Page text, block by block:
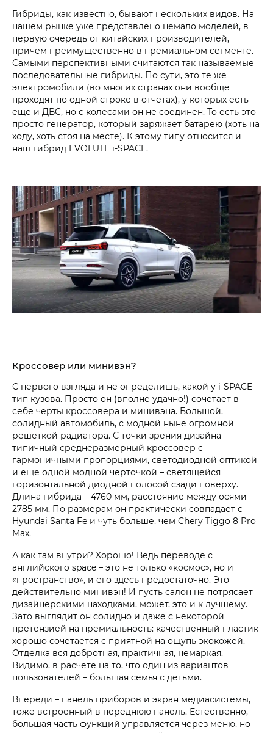
Гибриды, как известно, бывают нескольких видов. На
нашем рынке уже представлено немало моделей, в
первую очередь от китайских производителей,
причем преимущественно в премиальном сегменте.
Самыми перспективными считаются так называемые
последовательные гибриды. По сути, это те же
электромобили (во многих странах они вообще
проходят по одной строке в отчетах), у которых есть
еще и ДВС, но с колесами он не соединен. То есть это
просто генератор, который заряжает батарею (хоть на
ходу, хоть стоя на месте). К этому типу относится и
наш гибрид EVOLUTE i‑SPACE.
Кроссовер или минивэн?
С первого взгляда и не определишь, какой у i‑SPACE
тип кузова. Просто он (вполне удачно!) сочетает в
себе черты кроссовера и минивэна. Большой,
солидный автомобиль, с модной ныне огромной
решеткой радиатора. С точки зрения дизайна –
типичный среднеразмерный кроссовер с
гармоничными пропорциями, светодиодной оптикой
и еще одной модной черточкой – светящейся
горизонтальной диодной полосой сзади поверху.
Длина гибрида – 4760 мм, расстояние между осями –
2785 мм. По размерам он практически совпадает с
Hyundai Santa Fe и чуть больше, чем Chery Tiggo 8 Pro
Max.
А как там внутри? Хорошо! Ведь переводе с
английского space – это не только «космос», но и
«пространство», и его здесь предостаточно. Это
действительно минивэн! И пусть салон не потрясает
дизайнерскими находками, может, это и к лучшему.
Зато выглядит он солидно и даже с некоторой
претензией на премиальность: качественный пластик
хорошо сочетается с приятной на ощупь экокожей.
Отделка вся добротная, практичная, немаркая.
Видимо, в расчете на то, что один из вариантов
пользователей – большая семья с детьми.
Впереди – панель приборов и экран медиасистемы,
тоже встроенный в переднюю панель. Естественно,
большая часть функций управляется через меню, но